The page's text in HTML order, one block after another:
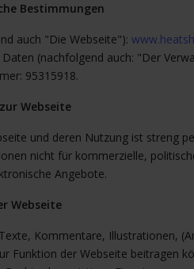
Bestimmungen
auch "Die Webseite"):
(nachfolgend auch: "Der
95315918.
Webseite
und deren Nutzung ist streng
nicht für kommerzielle,
Angebote.
Webseite
Kommentare, Illustrationen,
Funktion der Webseite beitragen